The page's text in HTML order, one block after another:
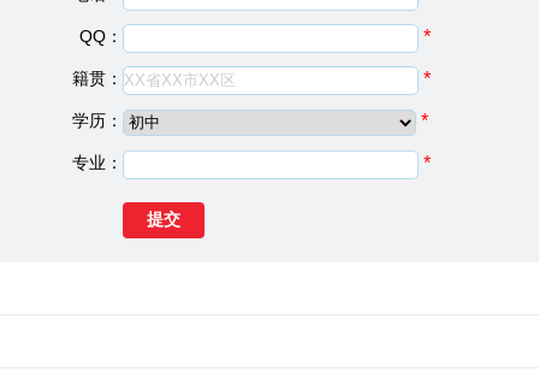
不低于300分，有当地社区，派出所未读书期间表现良好
的证明，或有学校教师作担保人，需家长陪同到校签试读
协议。
平舆县中等职业学校基础信息
1994
中专学校
河南省平舆县工业大道西段南侧
QQ： *
籍贯： *
学历： *
专业： *